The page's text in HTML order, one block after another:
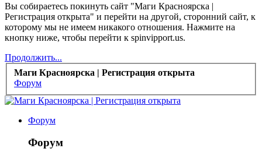
Вы собираетесь покинуть сайт "Маги Красноярска |
Регистрация открыта" и перейти на другой, сторонний сайт, к
которому мы не имеем никакого отношения. Нажмите на
кнопку ниже, чтобы перейти к spinvipport.us.
Продолжить...
Маги Красноярска | Регистрация открыта
Форум
Форум
Форум